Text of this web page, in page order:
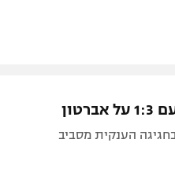
הענקית מסביב